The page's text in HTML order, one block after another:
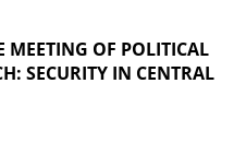
MEETING OF POLITICAL
SECURITY IN CENTRAL